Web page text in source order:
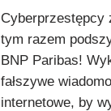
Cyberprzestępcy
tym razem
BNP Paribas!
fałszywe
internetowe, by